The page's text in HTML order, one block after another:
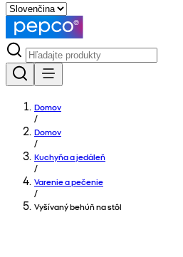
Domov
/
Domov
/
Kuchyňa a jedáleň
/
Varenie a pečenie
/
Vyšívaný behúň na stôl